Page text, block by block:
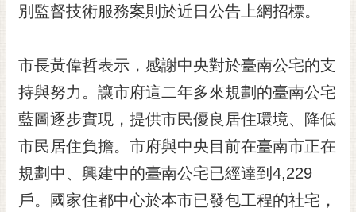
螢
花
泉
桐
花
祭
網
站
別監督技術服務案則於近日公告上網招標。
市長黃偉哲表示，感謝中央對於臺南公宅的支
持與努力。讓市府這二年多來規劃的臺南公宅
藍圖逐步實現，提供市民優良居住環境、降低
市民居住負擔。市府與中央目前在臺南市正在
規劃中、興建中的臺南公宅已經達到4,229
戶。國家住都中心於本市已發包工程的社宅，